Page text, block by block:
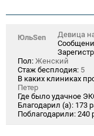
ЮльSen
Девица
Пол: Женский
Стаж бесплодия: 5
В каких клиниках
Петер
Где было удачное
Благодарил (а): 173
Поблагодарили: 240